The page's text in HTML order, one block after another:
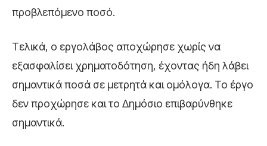
προβλεπόμενο ποσό.
Τελικά, ο εργολάβος αποχώρησε χωρίς να
εξασφαλίσει χρηματοδότηση, έχοντας ήδη λάβει
σημαντικά ποσά σε μετρητά και ομόλογα. Το έργο
δεν προχώρησε και το Δημόσιο επιβαρύνθηκε
σημαντικά.